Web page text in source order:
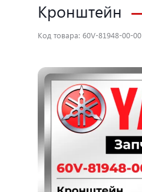
Кронштейн
Код товара: 60V-81948-00-00